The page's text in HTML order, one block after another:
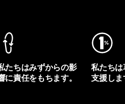
たちはみずからの影
に責任をもちます。
私たち
支援しま